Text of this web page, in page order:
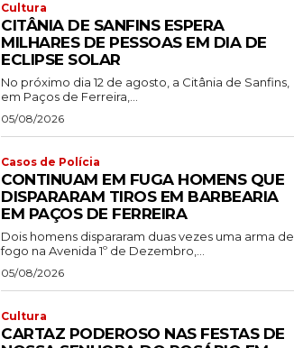
Cultura
CITÂNIA DE SANFINS ESPERA
MILHARES DE PESSOAS EM DIA DE
ECLIPSE SOLAR
No próximo dia 12 de agosto, a Citânia de Sanfins,
em Paços de Ferreira,...
05/08/2026
Casos de Polícia
CONTINUAM EM FUGA HOMENS QUE
DISPARARAM TIROS EM BARBEARIA
EM PAÇOS DE FERREIRA
Dois homens dispararam duas vezes uma arma de
fogo na Avenida 1º de Dezembro,...
05/08/2026
Cultura
CARTAZ PODEROSO NAS FESTAS DE